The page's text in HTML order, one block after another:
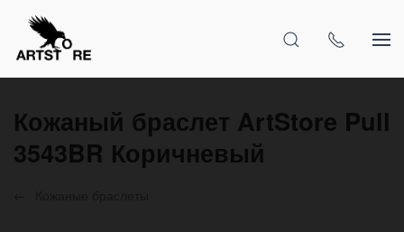
Кожаный браслет ArtStore Pull
3543BR Коричневый